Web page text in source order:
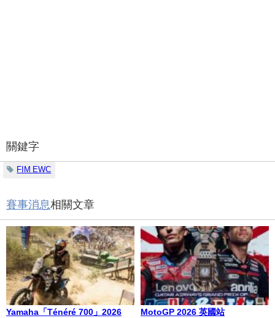
關鍵字
FIM EWC
賽事消息相關文章
Yamaha「Ténéré 700」2026
MotoGP 2026 英國站